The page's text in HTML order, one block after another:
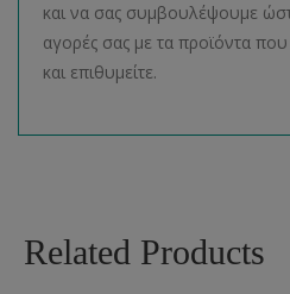
και να σας συμβουλέψουμε
αγορές σας με τα προϊόντα που
και επιθυμείτε.
Related Products